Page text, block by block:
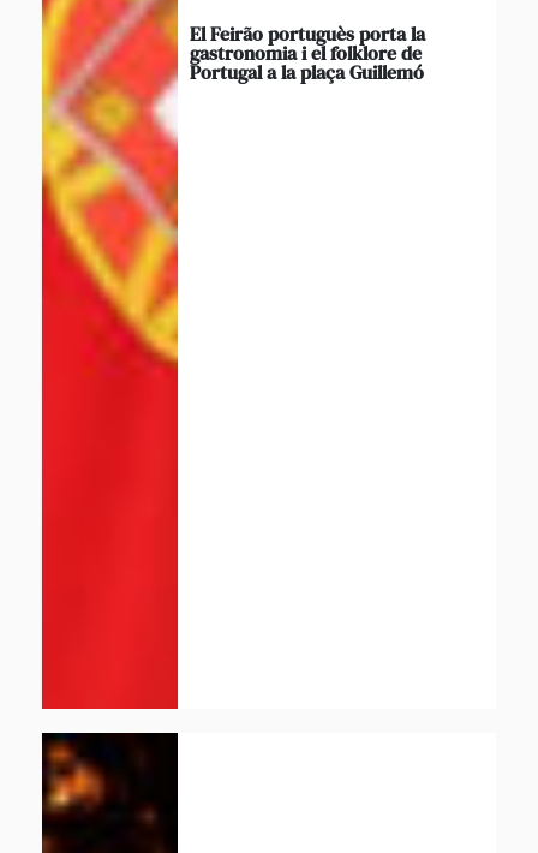
El Feirão portuguès porta la
gastronomia i el folklore de
Portugal a la plaça Guillemó